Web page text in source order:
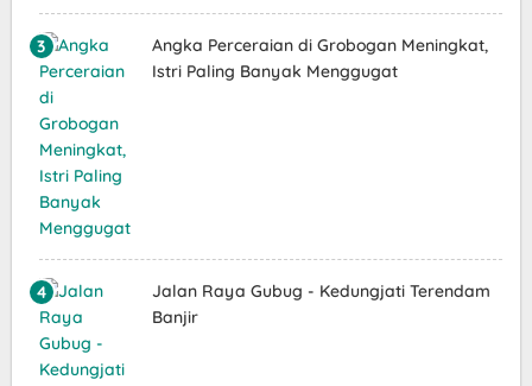
Angka Perceraian di Grobogan Meningkat,
Istri Paling Banyak Menggugat
Jalan Raya Gubug - Kedungjati Terendam
Banjir